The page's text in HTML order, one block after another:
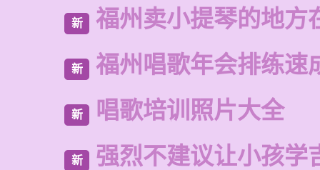
新 福州卖小提琴的地方
新 福州唱歌年会排练速
新 唱歌培训照片大全
新 强烈不建议让小孩学